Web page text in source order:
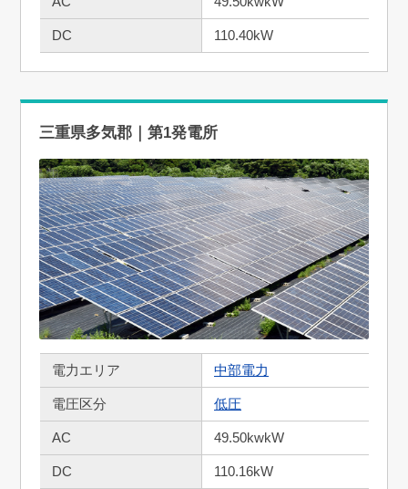
DC 110.40kW
三重県多気郡｜第1発電所
電力エリア 中部電力
電圧区分 低圧
AC 49.50kwkW
DC 110.16kW